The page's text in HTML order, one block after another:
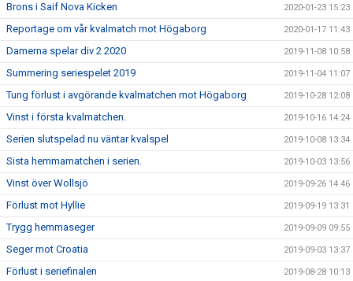
Brons i Saif Nova Kicken 2020-01-23 15:23
Reportage om vår kvalmatch mot Högaborg 2020-01-17 11:43
Damerna spelar div 2 2020 2019-11-08 10:58
Summering seriespelet 2019 2019-11-04 11:07
Tung förlust i avgörande kvalmatchen mot Högaborg 2019-10-28 12:08
Vinst i första kvalmatchen. 2019-10-16 14:24
Serien slutspelad nu väntar kvalspel 2019-10-08 13:34
Sista hemmamatchen i serien. 2019-10-03 13:56
Vinst över Wollsjö 2019-09-26 14:46
Förlust mot Hyllie 2019-09-19 13:31
Trygg hemmaseger 2019-09-09 09:55
Seger mot Croatia 2019-09-03 13:37
Förlust i seriefinalen 2019-08-28 10:13